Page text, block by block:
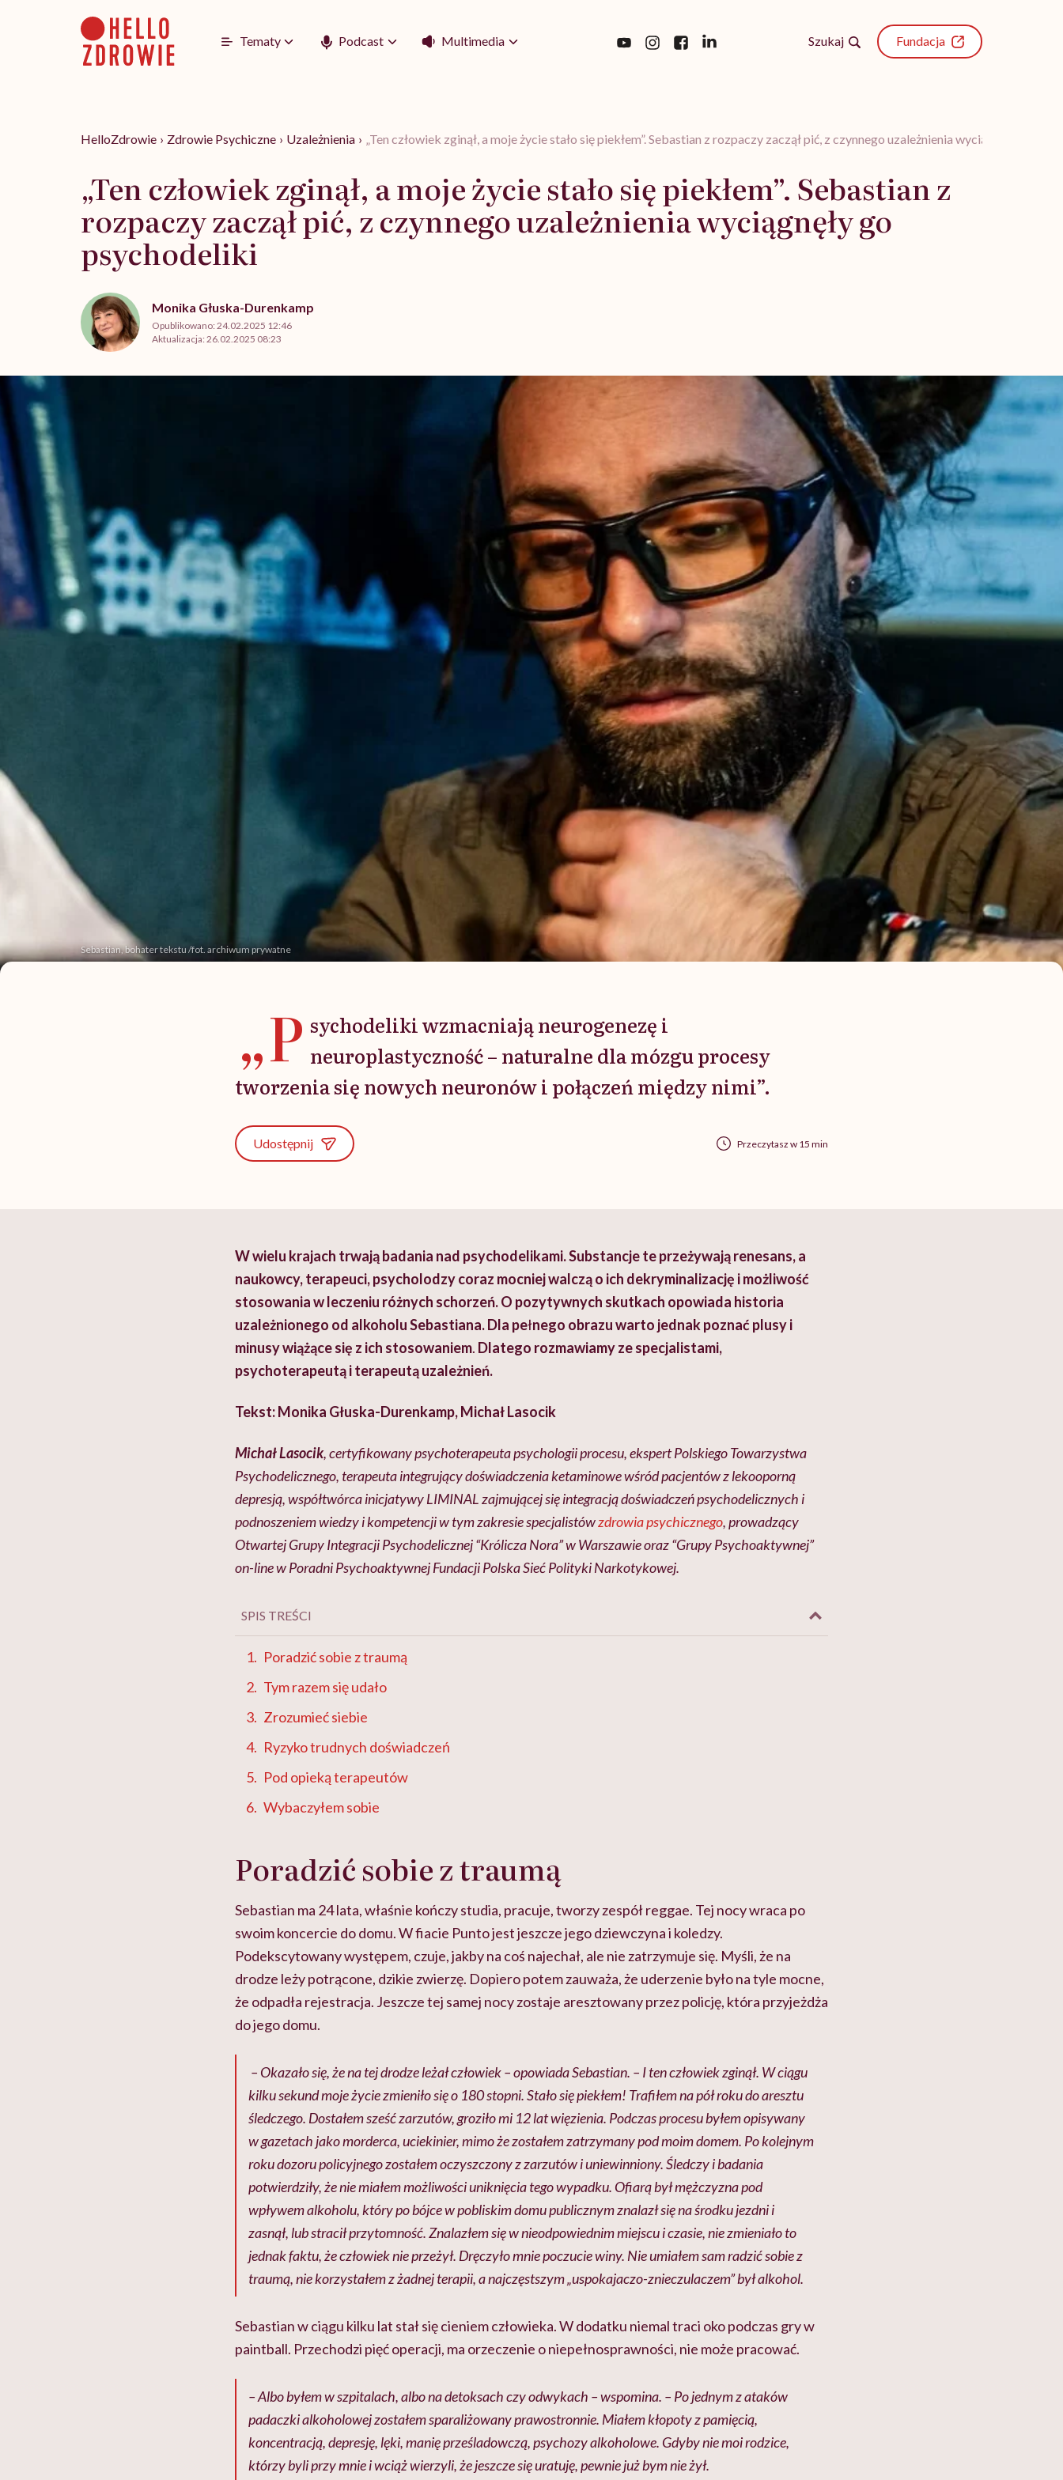
Tematy Podcast Multimedia Szukaj Fundacja
HelloZdrowie › Zdrowie Psychiczne › Uzależnienia › „Ten człowiek zginął, a moje życie stało się piekłem”. Sebastian z rozpaczy zaczął pić, z czynnego uzależnienia wyciągnęły go
„Ten człowiek zginął, a moje życie stało się piekłem”. Sebastian z
rozpaczy zaczął pić, z czynnego uzależnienia wyciągnęły go
psychodeliki
Monika Głuska-Durenkamp
Opublikowano:24.02.2025 12:46
Aktualizacja:26.02.2025 08:23
Sebastian, bohater tekstu /fot. archiwum prywatne
„P sychodeliki wzmacniają neurogenezę i
neuroplastyczność – naturalne dla mózgu procesy
tworzenia się nowych neuronów i połączeń między nimi”.
Udostępnij Przeczytasz w 15 min
W wielu krajach trwają badania nad psychodelikami. Substancje te przeżywają renesans, a
naukowcy, terapeuci, psycholodzy coraz mocniej walczą o ich dekryminalizację i możliwość
stosowania w leczeniu różnych schorzeń. O pozytywnych skutkach opowiada historia
uzależnionego od alkoholu Sebastiana. Dla pełnego obrazu warto jednak poznać plusy i
minusy wiążące się z ich stosowaniem. Dlatego rozmawiamy ze specjalistami,
psychoterapeutą i terapeutą uzależnień.
Tekst:Monika Głuska-Durenkamp, Michał Lasocik
Michał Lasocik, certyfikowany psychoterapeuta psychologii procesu, ekspert Polskiego Towarzystwa
Psychodelicznego, terapeuta integrujący doświadczenia ketaminowe wśród pacjentów z lekooporną
depresją, współtwórca inicjatywy LIMINAL zajmującej się integracją doświadczeń psychodelicznych i
podnoszeniem wiedzy i kompetencji w tym zakresie specjalistówzdrowia psychicznego, prowadzący
Otwartej Grupy Integracji Psychodelicznej “Królicza Nora” w Warszawie oraz “Grupy Psychoaktywnej”
on-line w Poradni Psychoaktywnej Fundacji Polska Sieć Polityki Narkotykowej.
SPIS TREŚCI
Poradzić sobie z traumą
Tym razem się udało
Zrozumieć siebie
Ryzyko trudnych doświadczeń
Pod opieką terapeutów
Wybaczyłem sobie
Poradzić sobie z traumą
Sebastian ma 24 lata, właśnie kończy studia, pracuje, tworzy zespół reggae. Tej nocy wraca po
swoim koncercie do domu. W fiacie Punto jest jeszcze jego dziewczyna i koledzy.
Podekscytowany występem, czuje, jakby na coś najechał, ale nie zatrzymuje się. Myśli, że na
drodze leży potrącone, dzikie zwierzę. Dopiero potem zauważa, że uderzenie było na tyle mocne,
że odpadła rejestracja. Jeszcze tej samej nocy zostaje aresztowany przez policję, która przyjeżdża
do jego domu.
– Okazało się, że na tej drodze leżał człowiek – opowiada Sebastian. – I ten człowiek zginął. W ciągu
kilku sekund moje życie zmieniło się o 180 stopni. Stało się piekłem! Trafiłem na pół roku do aresztu
śledczego. Dostałem sześć zarzutów, groziło mi 12 lat więzienia. Podczas procesu byłem opisywany
w gazetach jako morderca, uciekinier, mimo że zostałem zatrzymany pod moim domem. Po kolejnym
roku dozoru policyjnego zostałem oczyszczony z zarzutów i uniewinniony. Śledczy i badania
potwierdziły, że nie miałem możliwości uniknięcia tego wypadku. Ofiarą był mężczyzna pod
wpływem alkoholu, który po bójce w pobliskim domu publicznym znalazł się na środku jezdni i
zasnął, lub stracił przytomność. Znalazłem się w nieodpowiednim miejscu i czasie, nie zmieniało to
jednak faktu, że człowiek nie przeżył. Dręczyło mnie poczucie winy. Nie umiałem sam radzić sobie z
traumą, nie korzystałem z żadnej terapii, a najczęstszym „uspokajaczo-znieczulaczem” był alkohol.
Sebastian w ciągu kilku lat stał się cieniem człowieka. W dodatku niemal traci oko podczas gry w
paintball. Przechodzi pięć operacji, ma orzeczenie o niepełnosprawności, nie może pracować.
– Albo byłem w szpitalach, albo na detoksach czy odwykach – wspomina. – Po jednym z ataków
padaczki alkoholowej zostałem sparaliżowany prawostronnie. Miałem kłopoty z pamięcią,
koncentracją, depresję, lęki, manię prześladowczą, psychozy alkoholowe. Gdyby nie moi rodzice,
którzy byli przy mnie i wciąż wierzyli, że jeszcze się uratuję, pewnie już bym nie żył.